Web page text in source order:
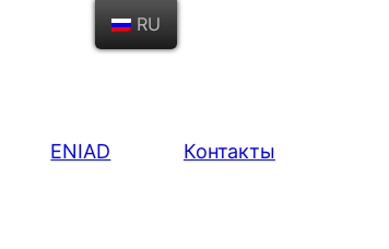
ENIAD Контакты
RU